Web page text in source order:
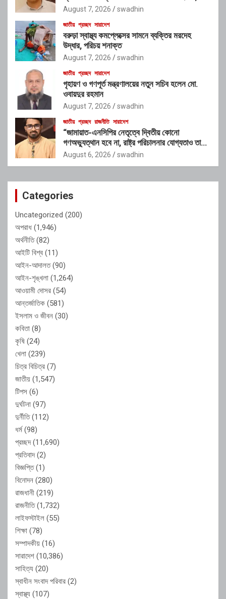
শাস্তির দাবি এলাকাবাসীর
August 7, 2026 swadhin
জাতীয় প্রচ্ছদ সারাদেশ
বরুড়া স্বাস্থ্য কমপ্লেক্সের সামনে ব্যক্তির মরদেহ
উদ্ধার, পরিচয় শনাক্ত
August 7, 2026 swadhin
জাতীয় প্রচ্ছদ সারাদেশ
গৃহায়ণ ও গণপূর্ত মন্ত্রণালয়ের নতুন সচিব হলেন মো.
ওবায়দুর রহমান
August 7, 2026 swadhin
জাতীয় প্রচ্ছদ রাজনীতি সারাদেশ
“জামায়াত-এনসিপির নেতৃত্বে দ্বিতীয় কোনো
গণঅভ্যুত্থান হবে না, রাষ্ট্র পরিচালনার যোগ্যতাও তাদের
নেই”: রাশেদ খাঁনের
August 6, 2026 swadhin
Categories
Uncategorized (200)
অপরাধ (1,946)
অর্থনীতি(82)
আইটি বিশ্ব (11)
আইন-আদালত(90)
আইন-শৃঙ্খলা (1,264)
আওয়ামী দোসর (54)
আন্তর্জাতিক (581)
ইসলাম ও জীবন (30)
কবিতা (8)
কৃষি (24)
খেলা (239)
চিত্র বিচিত্র (7)
জাতীয় (1,547)
টিপস (6)
দুর্ঘটনা (97)
দুর্নীতি(112)
ধর্ম(98)
প্রচ্ছদ(11,690)
প্রতিবাদ(2)
বিজ্ঞপ্তি(1)
বিনোদন (280)
রাজধানী (219)
রাজনীতি(1,732)
লাইফস্টাইল (55)
শিক্ষা (78)
সম্পাদকীয় (16)
সারাদেশ (10,386)
সাহিত্য (20)
স্বাধীন সংবাদ পরিবার (2)
স্বাস্থ্য (107)